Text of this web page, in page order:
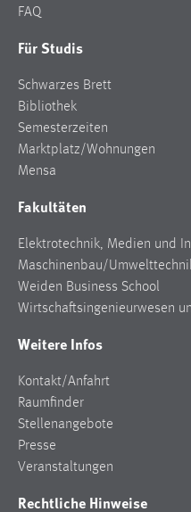
FAQ
Für Studis
Schwarzes Brett
Bibliothek
Semesterzeiten
Marktplatz/Wohnungen
Mensa
Fakultäten
Elektrotechnik, Medien und
Maschinenbau/
Weiden Business School
Wirtschaftsingenieurwesen
Weitere Infos
Kontakt/Anfahrt
Raumfinder
Stellenangebote
Presse
Veranstaltungen
Rechtliche Hinweise
Anbieter:
Google Ireland Limited
Zweck:
Conversion-Tracking
Facebook Pixel
Name:
_fbp
Facebook
Zweck:
Conversion-Tracking
Cookie Laufzeit: